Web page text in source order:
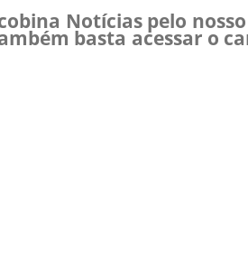
Notícias pelo nosso
basta acessar o